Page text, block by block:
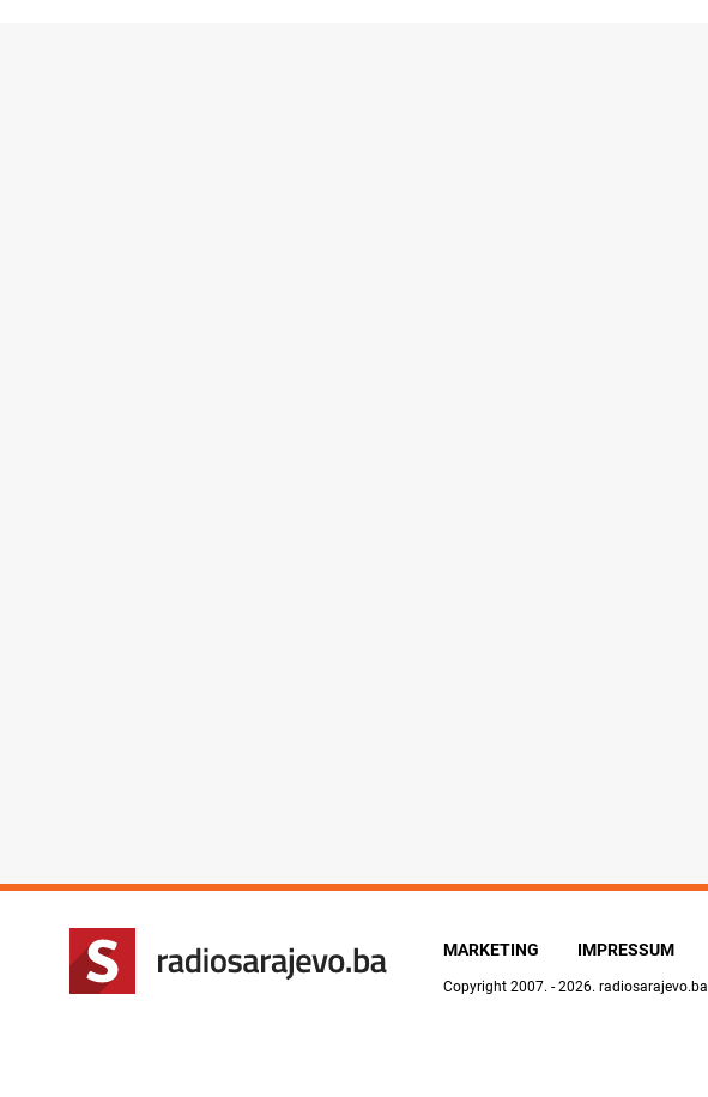
MARKETING IMPRESSUM
Copyright 2007. - 2026. radiosarajevo.ba